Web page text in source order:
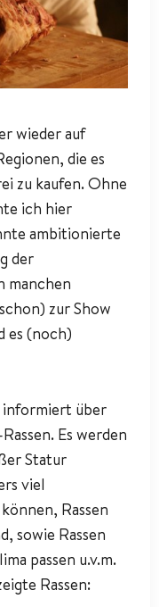
wieder auf
die es
zu kaufen. Ohne
ich hier
ambitionierte
der
manchen
zur Show
es (noch)
über
Es werden
Statur
viel
Rassen
sowie Rassen
passen u.v.m.
Rassen: